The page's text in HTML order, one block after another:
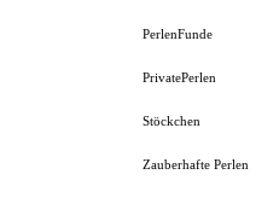
PerlenFunde
PrivatePerlen
Stöckchen
Zauberhafte Perlen